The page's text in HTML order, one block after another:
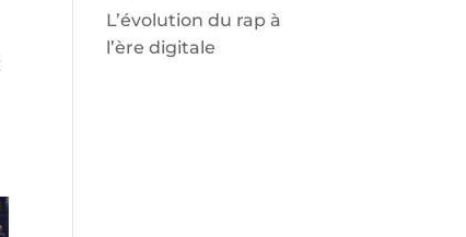
L’évolution du rap à
l’ère digitale